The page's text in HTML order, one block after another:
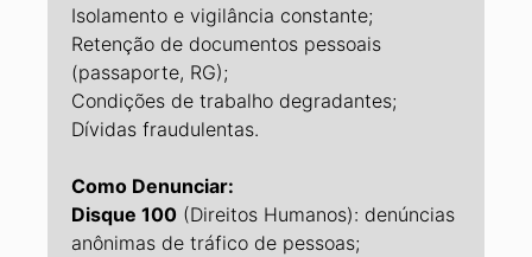
Isolamento e vigilância constante;
Retenção de documentos pessoais
(passaporte, RG);
Condições de trabalho degradantes;
Dívidas fraudulentas.
Como Denunciar:
Disque 100 (Direitos Humanos): denúncias
anônimas de tráfico de pessoas;